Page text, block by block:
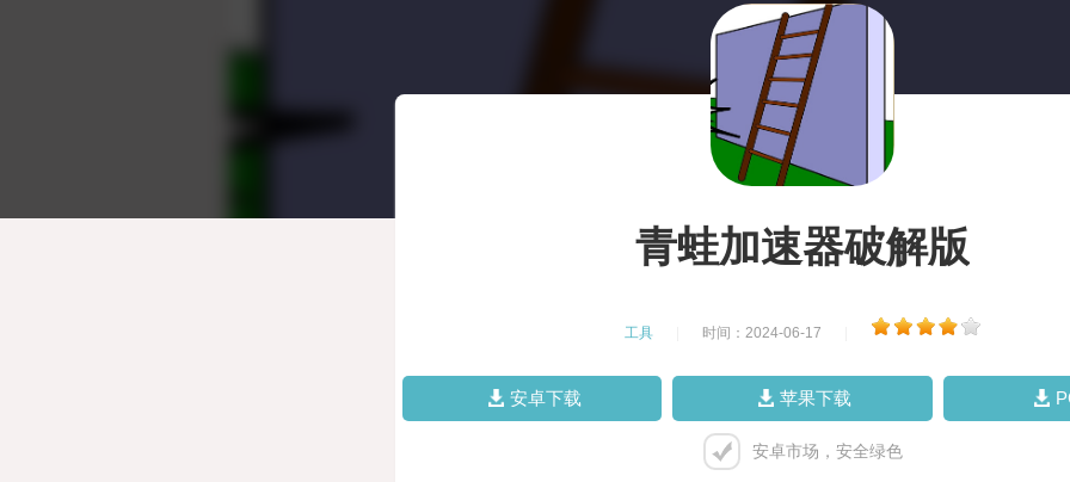
青蛙加速器破解版
工具 时间：2024-06-17
安卓下载 苹果下载
安卓市场，安全绿色